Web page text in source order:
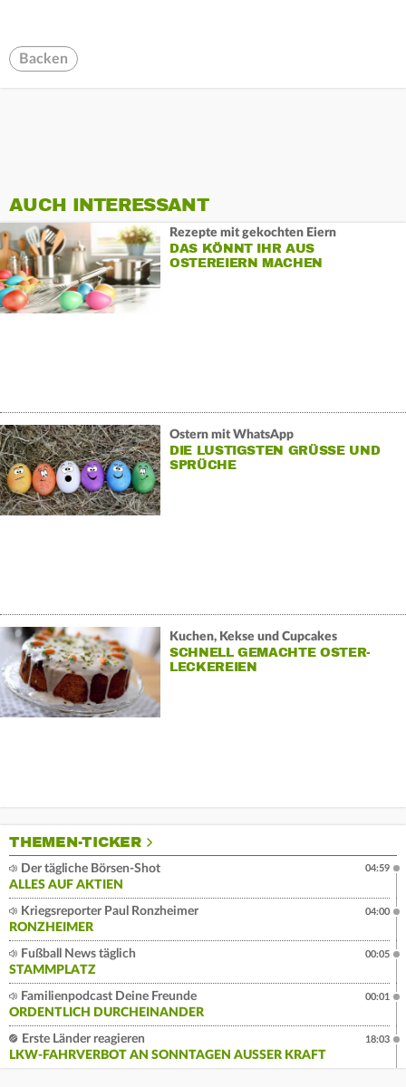
Backen
AUCH INTERESSANT
Rezepte mit gekochten Eiern
DAS KÖNNT IHR AUS
OSTEREIERN MACHEN
Ostern mit WhatsApp
DIE LUSTIGSTEN GRÜSSE UND S
PRÜCHE
Kuchen, Kekse und Cupcakes
SCHNELL GEMACHTE OSTER-
LECKEREIEN
THEMEN-TICKER
Der tägliche Börsen-Shot
ALLES AUF AKTIEN
04:59
Kriegsreporter Paul Ronzheimer
RONZHEIMER
04:00
Fußball News täglich
STAMMPLATZ
00:05
Familienpodcast Deine Freunde
ORDENTLICH DURCHEINANDER
00:01
Erste Länder reagieren
LKW-FAHRVERBOT AN SONNTAGEN AUSSER KRAFT
18:03